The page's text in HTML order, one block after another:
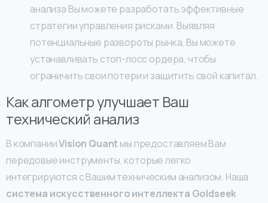
анализа Вы можете разработать эффективные
стратегии управления рисками. Выявляя
потенциальные развороты рынка, Вы можете
устанавливать стоп-лосс ордера, чтобы
ограничить свои потери и защитить свой капитал.
Как алгометр улучшает Ваш
технический анализ
В компанииVision Quantмы предоставляем Вам
передовые инструменты, которые легко
интегрируются с Вашим техническим анализом. Наша
система искусственного интеллекта Goldseek